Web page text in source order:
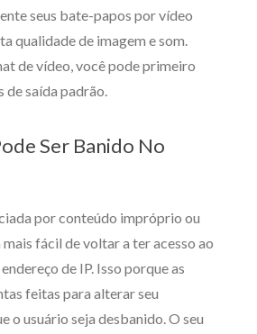
seus bate-papos por vídeo
qualidade de imagem e som.
de vídeo, você pode primeiro
de saída padrão.
Ser Banido No
por conteúdo impróprio ou
fácil de voltar a ter acesso ao
de IP. Isso porque as
feitas para alterar seu
o usuário seja desbanido. O seu